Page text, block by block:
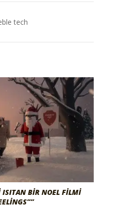
tech
ISITAN BIR NOEL FILMI